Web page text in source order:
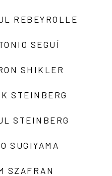
REBEYROLLE
SEGUÍ
SHIKLER
STEINBERG
STEINBERG
SUGIYAMA
SZAFRAN